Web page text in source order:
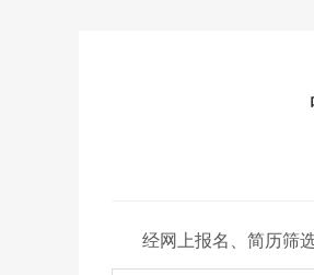
经网上报名、简历筛